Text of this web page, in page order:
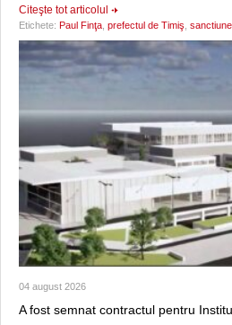
Citeşte tot articolul
Etichete: Paul Finţa prefectul de Timiş
04 august 2026
A fost semnat contractul pentru